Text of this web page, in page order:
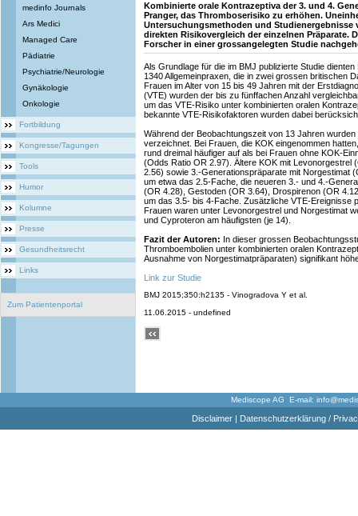
medinfo Journals
Ars Medici
Managed Care
Pädiatrie
Psychiatrie/Neurologie
Gynäkologie
Onkologie
Fortbildung
Kongresse/Tagungen
Tools
Humor
Kolumne
Presse
Gesundheitsrecht
Links
Zum Patientenportal
Kombinierte orale Kontrazeptiva der 3. und 4.
Pranger, das Thromboserisiko zu erhöhen.
Untersuchungsmethoden und Studienergebnisse
direkten Risikovergleich der einzelnen Präparate.
Forscher in einer grossangelegten Studie
Als Grundlage für die im BMJ publizierte Studie
1340 Allgemeinpraxen, die in zwei grossen britischen
Frauen im Alter von 15 bis 49 Jahren mit der
(VTE) wurden der bis zu fünffachen Anzahl
um das VTE-Risiko unter kombinierten oralen
bekannte VTE-Risikofaktoren wurden dabei
Während der Beobachtungszeit von 13 Jahren
verzeichnet. Bei Frauen, die KOK eingenommen
rund dreimal häufiger auf als bei Frauen ohne KOK-
(Odds Ratio OR 2.97). Ältere KOK mit Levonorgestrel
2.56) sowie 3.-Generationspräparate mit Norgestimat
um etwa das 2.5-Fache, die neueren 3.- und 4.-
(OR 4.28), Gestoden (OR 3.64), Drospirenon (OR
um das 3.5- bis 4-Fache. Zusätzliche VTE-Ereignisse
Frauen waren unter Levonorgestrel und Norgestimat
und Cyproteron am häufigsten (je 14).
Fazit der Autoren: In dieser grossen
Thromboembolien unter kombinierten oralen
Ausnahme von Norgestimatpräparaten) signifikant
Link zur Studie
BMJ 2015;350:h2135 - Vinogradova Y et al.
11.06.2015 - undefined
Mediscope AG E-mail:
Disclaimer| Datenschutzerklärung /